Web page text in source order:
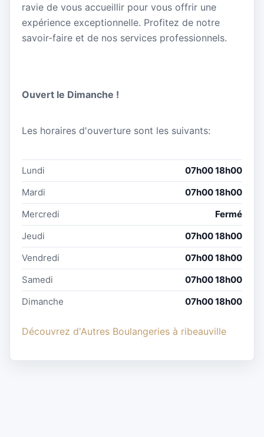
ravie de vous accueillir pour vous offrir une
expérience exceptionnelle. Profitez de notre
savoir-faire et de nos services professionnels.
Ouvert le Dimanche !
Les horaires d'ouverture sont les suivants:
Lundi
07h00 18h00
Mardi
07h00 18h00
Mercredi
Fermé
Jeudi
07h00 18h00
Vendredi
07h00 18h00
Samedi
07h00 18h00
Dimanche
07h00 18h00
Découvrez d'Autres Boulangeries à ribeauville